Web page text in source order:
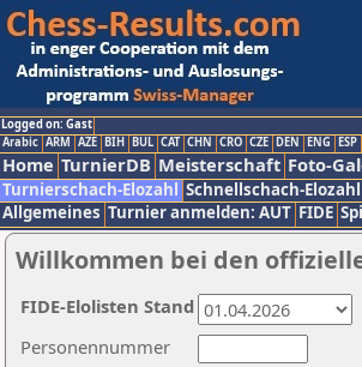
Logged on: Gast
Arabic ARM AZE BIH BUL CAT CHN CRO CZE DEN ENG ESP
Home TurnierDB Meisterschaft Foto-
Turnierschach-Elozahl Schnellschach-Elozahl
Allgemeines Turnier anmelden: AUT FIDE
Willkommen bei den
Personennummer
FIDE-Elolisten Stand